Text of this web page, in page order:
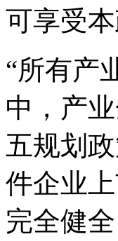
可享受本
“所有产
中，产
五规划
件企业
完全健